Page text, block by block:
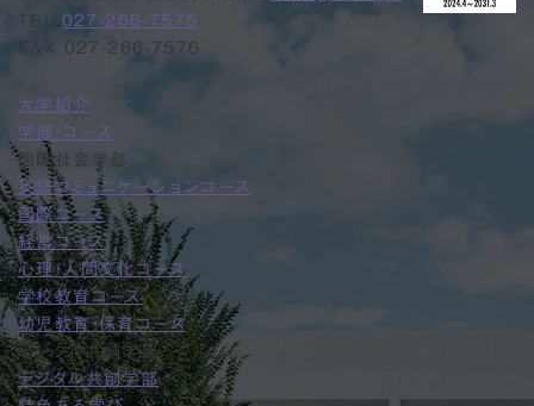
TEL. 027-266-7575
FAX.027-266-7576
大学紹介
学部・コース
国際社会学部
英語コミュニケーションコース
国際コース
経営コース
心理・人間文化コース
学校教育コース
幼児教育・保育コース
デジタル共創学部
デジタル共創学部